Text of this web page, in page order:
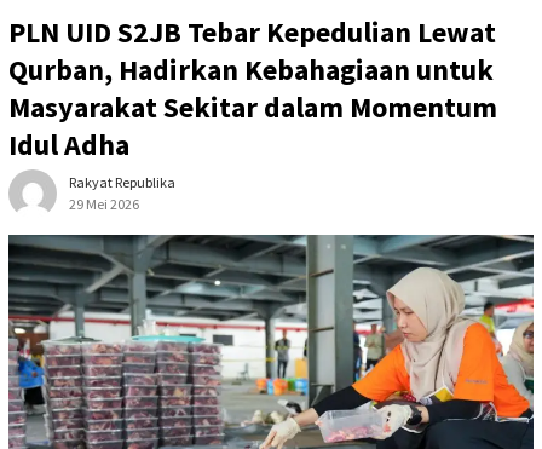
PLN UID S2JB Tebar Kepedulian Lewat
Qurban, Hadirkan Kebahagiaan untuk
Masyarakat Sekitar dalam Momentum
Idul Adha
Rakyat Republika
29 Mei 2026